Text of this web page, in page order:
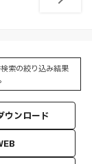
索の絞り込み結果
ウンロード